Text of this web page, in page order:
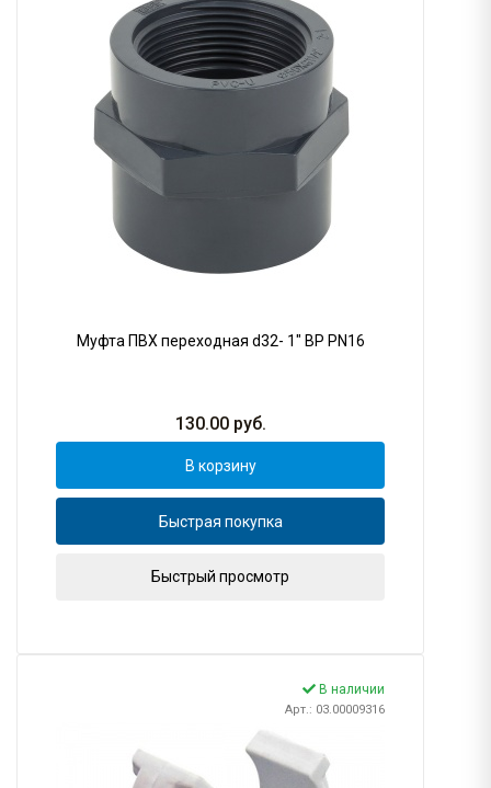
Муфта ПВХ переходная d32- 1" ВР PN16
130.00руб.
В корзину
Быстрая покупка
Быстрый просмотр
В наличии
Арт.: 03.00009316